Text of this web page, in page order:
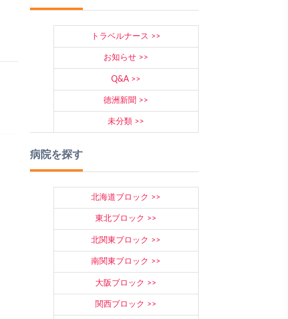
トラベルナース
お知らせ
Q&A
徳洲新聞
未分類
病院を探す
北海道ブロック
東北ブロック
北関東ブロック
南関東ブロック
大阪ブロック
関西ブロック